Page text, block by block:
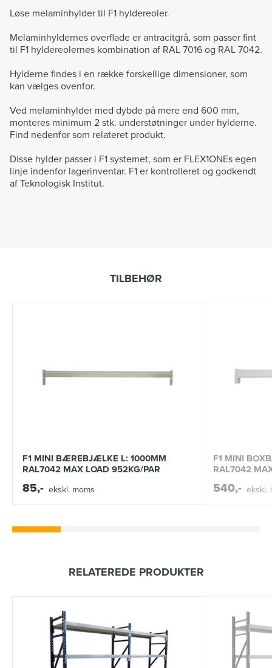
Løse melaminhylder til F1 hyldereoler.
Melaminhyldernes overflade er antracitgrå, som passer fint
til F1 hyldereolernes kombination af RAL 7016 og RAL 7042.
Hylderne findes i en række forskellige dimensioner, som
kan vælges ovenfor.
Ved melaminhylder med dybde på mere end 600 mm,
monteres minimum 2 stk. understøtninger under hylderne.
Find nedenfor som relateret produkt.
Disse hylder passer i F1 systemet, som er FLEX1ONEs egen
linje indenfor lagerinventar. F1 er kontrolleret og godkendt
af Teknologisk Institut.
TILBEHØR
F1 MINI BÆREBJÆLKE L: 1000MM
RAL7042 MAX LOAD 952KG/PAR
85,- ekskl. moms
F1 MINI
RAL7042
540,- ekskl.
RELATEREDE PRODUKTER